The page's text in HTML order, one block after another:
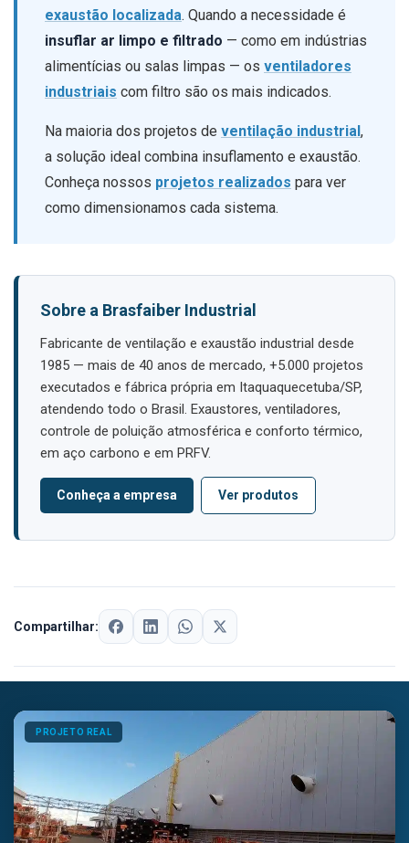
exaustão localizada. Quando a necessidade é
insuflar ar limpo e filtrado — como em indústrias
alimentícias ou salas limpas — os ventiladores
industriais com filtro são os mais indicados.
Na maioria dos projetos de ventilação industrial,
a solução ideal combina insuflamento e exaustão.
Conheça nossos projetos realizados para ver
como dimensionamos cada sistema.
Sobre a Brasfaiber Industrial
Fabricante de ventilação e exaustão industrial desde
1985 — mais de 40 anos de mercado, +5.000 projetos
executados e fábrica própria em Itaquaquecetuba/SP,
atendendo todo o Brasil. Exaustores, ventiladores,
controle de poluição atmosférica e conforto térmico,
em aço carbono e em PRFV.
Conheça a empresa Ver produtos
Compartilhar:
PROJETO REAL